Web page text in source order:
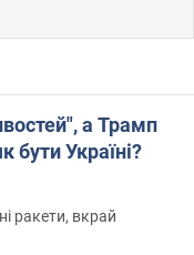
а Трамп
Україні?
ракети, вкрай